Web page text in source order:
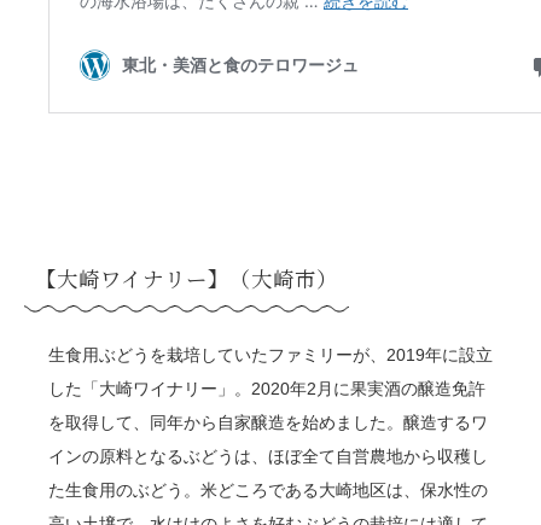
【大崎ワイナリー】（大崎市）
生食用ぶどうを栽培していたファミリーが、2019年に設立
した「大崎ワイナリー」。2020年2月に果実酒の醸造免許
を取得して、同年から自家醸造を始めました。醸造するワ
インの原料となるぶどうは、ほぼ全て自営農地から収穫し
た生食用のぶどう。米どころである大崎地区は、保水性の